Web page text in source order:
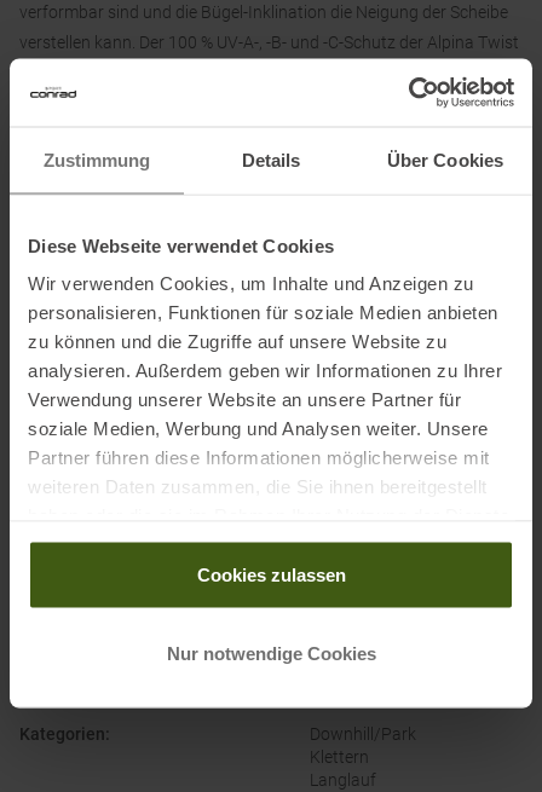
Zustimmung Details Über Cookies
Diese Webseite verwendet Cookies
Wir verwenden Cookies, um Inhalte und Anzeigen zu
personalisieren, Funktionen für soziale Medien anbieten
zu können und die Zugriffe auf unsere Website zu
analysieren. Außerdem geben wir Informationen zu Ihrer
Verwendung unserer Website an unsere Partner für
soziale Medien, Werbung und Analysen weiter. Unsere
Partner führen diese Informationen möglicherweise mit
weiteren Daten zusammen, die Sie ihnen bereitgestellt
gesammelt haben.
Cookies zulassen
Nur notwendige Cookies
verformbar sind und die Bügel-Inklination die Neigung der Scheibe
verstellen kann. Der 100 % UV-A-, -B- und -C-Schutz der Alpina Twist
Six HR V garantiert zudem sicheren Schutz vor schädlicher UV-
Strahlung.
Name des Herstellers:Alpina Sports GmbH
Postanschrift des Herstellers: Hirschbergstr. 8-10, 85254
Sulzemoos, DE
Elektronische Adresse des Herstellers:info@alpina-sports.de
Selbsttönend
Kategorien:
Downhill/Park
Klettern
Langlauf